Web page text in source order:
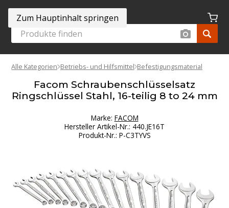
Zum Hauptinhalt springen
Alle Kategorien Betriebs- und Hilfsmittel Befestigungsmaterial
Facom Schraubenschlüsselsatz
Ringschlüssel Stahl, 16-teilig 8 to 24 mm
Marke: FACOM
Hersteller Artikel-Nr.: 440.JE16T
Produkt-Nr.: P-C3TYVS